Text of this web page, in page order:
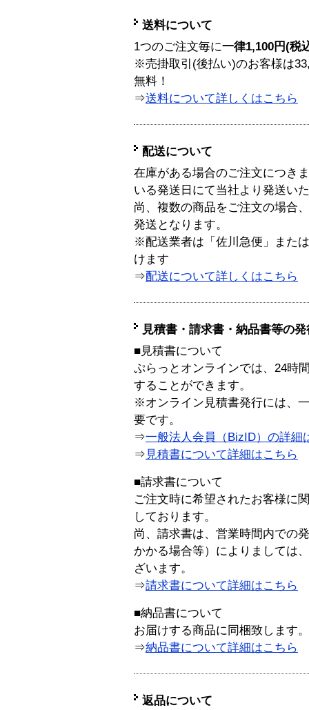
送料について
1つのご注文毎に一律1,100円(税
※売掛取引(後払い)のお客様は
無料！
⇒送料について詳しくはこちら
配送について
在庫がある場合のご注文につき
いる発送日にて当社より発送い
尚、複数の商品をご注文の場合
発送となります。
※配送業者は「佐川急便」また
けます
⇒配送について詳しくはこちら
見積書・請求書・納品書等の
■見積書について
ぷらっとオンラインでは、24時
することができます。
※オンライン見積書発行には、
要です。
⇒一般法人会員（BizID）の詳細
⇒ 見積書について詳細はこちら
■請求書について
ご注文時に希望されたお客様に
しております。
尚、請求書は、営業時間内での
かかる場合等）によりましては
ざいます。
⇒請求書について詳細はこちら
■納品書について
お届けする商品に同梱致します。
⇒納品書について詳細はこちら
返品について